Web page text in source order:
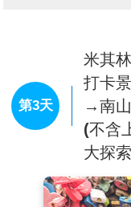
※若因天候因素
樂天世界遊樂園
【STARFIELD
開幕，是水原的
計共有16層樓，
櫃，高達四層樓
第3天
米其
打卡
→南
(不含
大探